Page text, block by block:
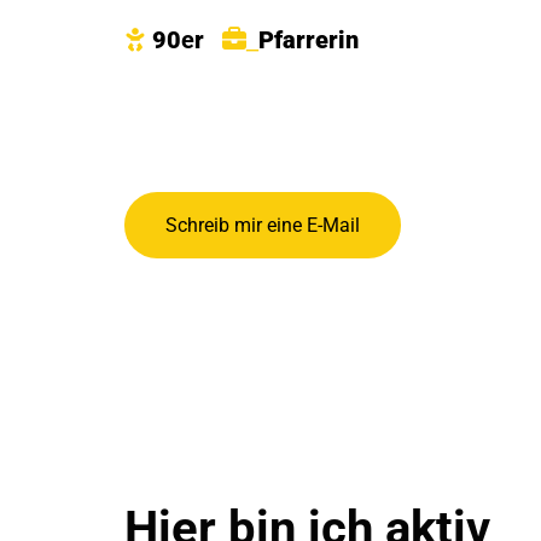
 90er _ Pfarrerin
Schreib mir eine E-Mail
Hier bin ich aktiv